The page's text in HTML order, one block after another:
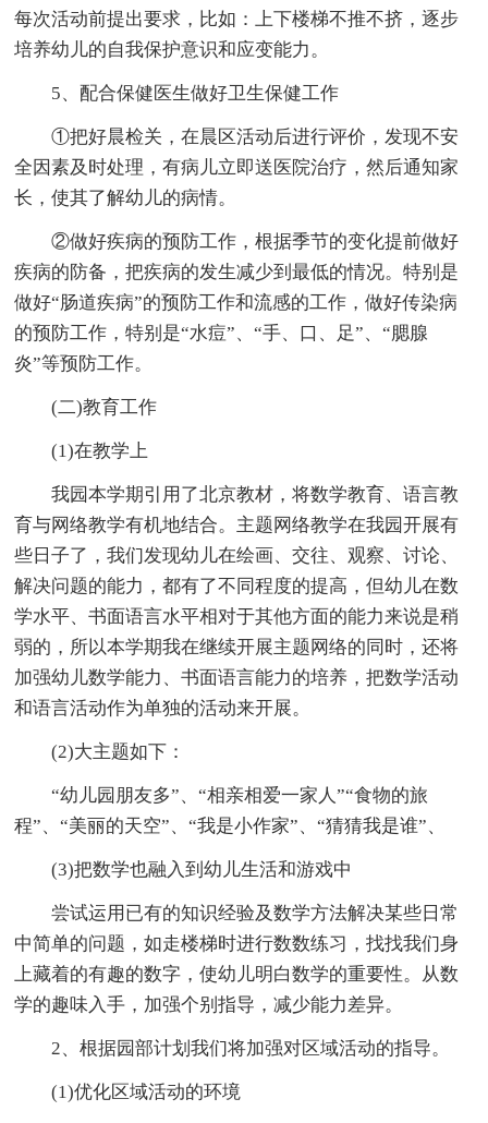
每次活动前提出要求，比如：上下楼梯不推不挤，逐步
培养幼儿的自我保护意识和应变能力。
5、配合保健医生做好卫生保健工作
①把好晨检关，在晨区活动后进行评价，发现不安
全因素及时处理，有病儿立即送医院治疗，然后通知家
长，使其了解幼儿的病情。
②做好疾病的预防工作，根据季节的变化提前做好
疾病的防备，把疾病的发生减少到最低的情况。特别是
做好“肠道疾病”的预防工作和流感的工作，做好传染病
的预防工作，特别是“水痘”、“手、口、足”、“腮腺
炎”等预防工作。
(二)教育工作
(1)在教学上
我园本学期引用了北京教材，将数学教育、语言教
育与网络教学有机地结合。主题网络教学在我园开展有
些日子了，我们发现幼儿在绘画、交往、观察、讨论、
解决问题的能力，都有了不同程度的提高，但幼儿在数
学水平、书面语言水平相对于其他方面的能力来说是稍
弱的，所以本学期我在继续开展主题网络的同时，还将
加强幼儿数学能力、书面语言能力的培养，把数学活动
和语言活动作为单独的活动来开展。
(2)大主题如下：
“幼儿园朋友多”、“相亲相爱一家人”“食物的旅
程”、“美丽的天空”、“我是小作家”、“猜猜我是谁”、
(3)把数学也融入到幼儿生活和游戏中
尝试运用已有的知识经验及数学方法解决某些日常
中简单的问题，如走楼梯时进行数数练习，找找我们身
上藏着的有趣的数字，使幼儿明白数学的重要性。从数
学的趣味入手，加强个别指导，减少能力差异。
2、根据园部计划我们将加强对区域活动的指导。
(1)优化区域活动的环境